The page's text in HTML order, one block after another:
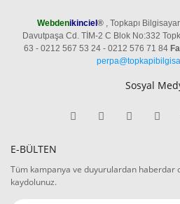
Webdenikinciel®, Topkapı Bilgisayar
Davutpaşa Cd. TİM-2 C Blok No:332
63 - 0212 567 53 24 - 0212 576 71 84
Sosyal
E-BÜLTEN
Tüm kampanya ve duyurulardan haberdar
kaydolunuz.